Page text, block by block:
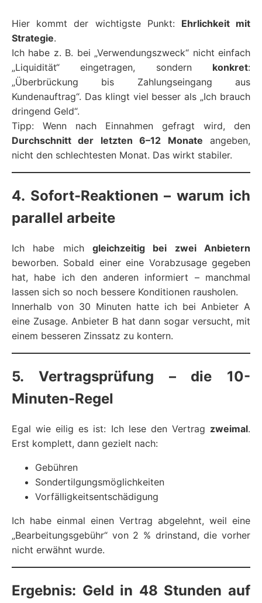
Hier kommt der wichtigste Punkt: Ehrlichkeit mit
Strategie.
Ich habe z. B. bei „Verwendungszweck“ nicht einfach
„Liquidität“ eingetragen, sondern konkret:
„Überbrückung bis Zahlungseingang aus
Kundenauftrag“. Das klingt viel besser als „Ich brauch
dringend Geld“.
Tipp: Wenn nach Einnahmen gefragt wird, den
Durchschnitt der letzten 6–12 Monate angeben,
nicht den schlechtesten Monat. Das wirkt stabiler.
4. Sofort-Reaktionen – warum ich
parallel arbeite
Ich habe mich gleichzeitig bei zwei Anbietern
beworben. Sobald einer eine Vorabzusage gegeben
hat, habe ich den anderen informiert – manchmal
lassen sich so noch bessere Konditionen rausholen.
Innerhalb von 30 Minuten hatte ich bei Anbieter A
eine Zusage. Anbieter B hat dann sogar versucht, mit
einem besseren Zinssatz zu kontern.
5. Vertragsprüfung – die 10-
Minuten-Regel
Egal wie eilig es ist: Ich lese den Vertrag zweimal.
Erst komplett, dann gezielt nach:
Gebühren
Sondertilgungsmöglichkeiten
Vorfälligkeitsentschädigung
Ich habe einmal einen Vertrag abgelehnt, weil eine
„Bearbeitungsgebühr“ von 2 % drinstand, die vorher
nicht erwähnt wurde.
Ergebnis: Geld in 48 Stunden auf